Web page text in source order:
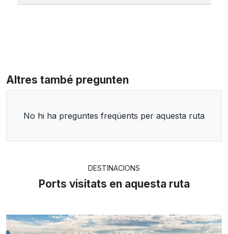
Altres també pregunten
No hi ha preguntes freqüents per aquesta ruta
DESTINACIONS
Ports visitats en aquesta ruta